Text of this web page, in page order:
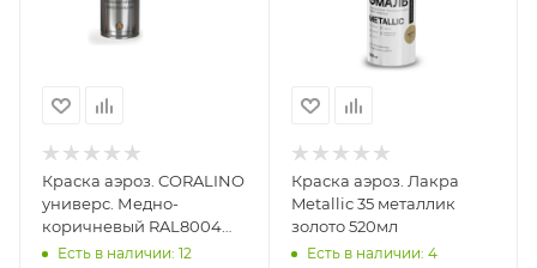
Краска аэроз. CORALINO
универс. Медно-
коричневый RAL8004
520мл
Есть в наличии: 12
Краска аэроз. Лакра
Metallic 35 металлик
золото 520мл
Есть в наличии: 4